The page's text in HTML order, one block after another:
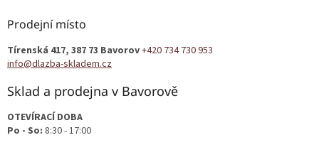
Prodejní místo
Tírenská 417, 387 73 Bavorov+420 734 730 953
info@dlazba-skladem.cz
Sklad a prodejna v Bavorově
OTEVÍRACÍ DOBA
Po - So: 8:30 - 17:00